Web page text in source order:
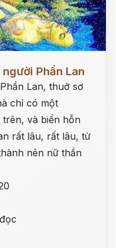
Phần Lan
Lan, thuở sơ
chỉ có một
và biển hỗn
rất lâu, rất lâu, từ
nên nữ thần